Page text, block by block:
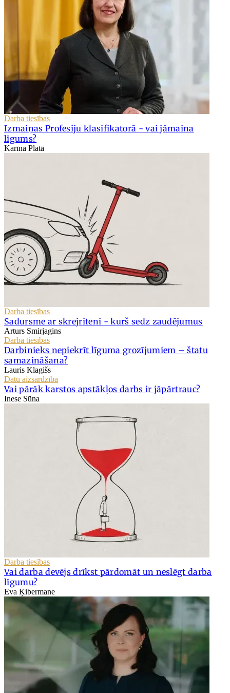
Darba tiesības
Izmaiņas Profesiju klasifikatorā - vai jāmaina
līgums?
Karīna Platā
Darba tiesības
Sadursme ar skrejriteni - kurš sedz zaudējumus
Arturs Smirjagins
Darba tiesības
Darbinieks nepiekrīt līguma grozījumiem – štatu
samazināšana?
Lauris Klagišs
Datu aizsardzība
Vai pārāk karstos apstākļos darbs ir jāpārtrauc?
Inese Sūna
Darba tiesības
Vai darba devējs drīkst pārdomāt un neslēgt darba
līgumu?
Eva Ķibermane